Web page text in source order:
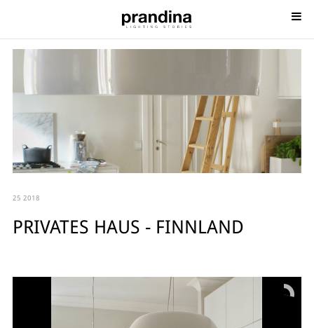
25 2018
PRIVATES HAUS - FINNLAND